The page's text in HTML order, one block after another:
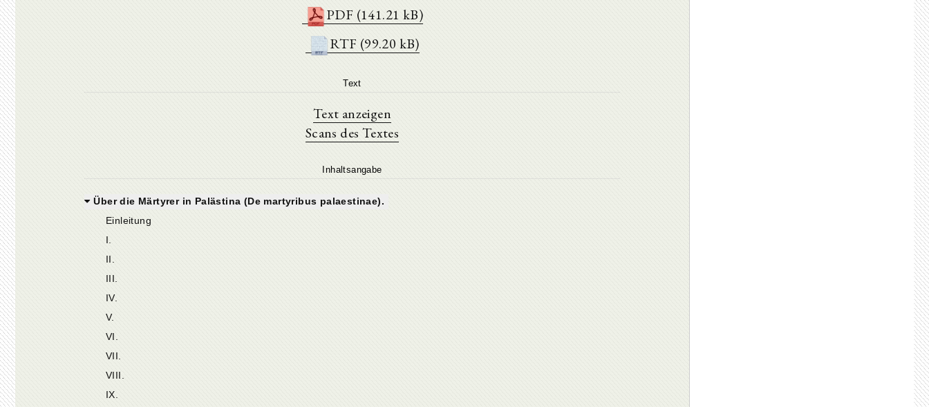
PDF (141.21 kB)
RTF (99.20 kB)
Text
Text anzeigen
Scans des Textes
Inhaltsangabe
Über die Märtyrer in Palästina (De martyribus palaestinae).
Einleitung
I.
II.
III.
IV.
V.
VI.
VII.
VIII.
IX.